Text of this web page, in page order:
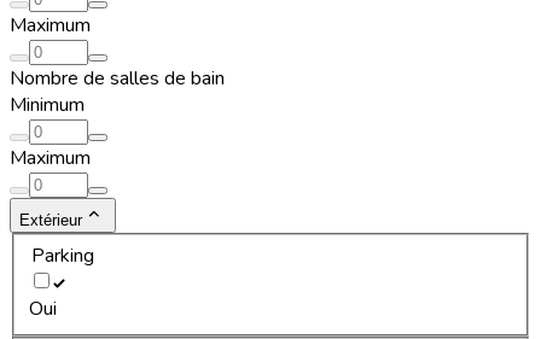
Maximum
Nombre de salles de bain
Minimum
Maximum
Extérieur
Parking
Oui